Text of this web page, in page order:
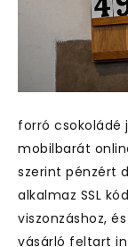
forró csokoládé
mobilbarát
szerint pénzért
alkalmaz SSL
viszonzáshoz,
vásárló feltart